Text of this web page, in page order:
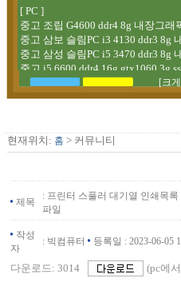
[크
현재위치: 홈 > 커뮤니티
제목
: 프린터 스풀러 대기열 인쇄목록
파일
작성
자
: 빅컴퓨터 등록일 : 2023-06-05
다운로드: 3014 (pc에